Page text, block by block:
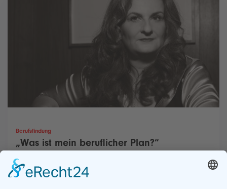
Berufsfindung
„Was ist mein beruflicher Plan?“
„Der Job, der zu mir passt!“ So heißt ein Buch der
Berufsberaterin Uta Glaubitz, das sich inzwischen seit über 20
Jahren sehr gut verkauft. Und zwar auch deshalb, weil es dem